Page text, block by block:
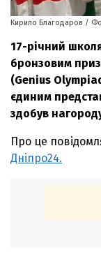
Кирило Благодаров /
17-річний
бронзовим
(Genius
єдиним
здобув
Про це
Дніпро24.